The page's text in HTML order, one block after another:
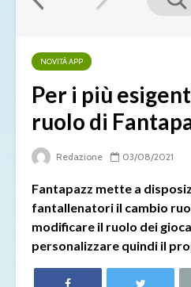
NOVITÀ APP
Per i più
ruolo di
Redazione 03/08/2021
Fantapazz mette a
fantallenatori il cambio
modificare il ruolo dei
personalizzare quindi il